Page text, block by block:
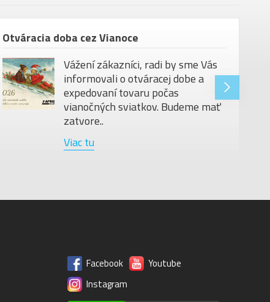
Otváracia doba cez Vianoce
Vážení zákazníci, radi by sme Vás
informovali o otváracej dobe a
expedovaní tovaru počas
vianočných sviatkov. Budeme mať
zatvore..
Viac tu
Facebook
Youtube
Instagram